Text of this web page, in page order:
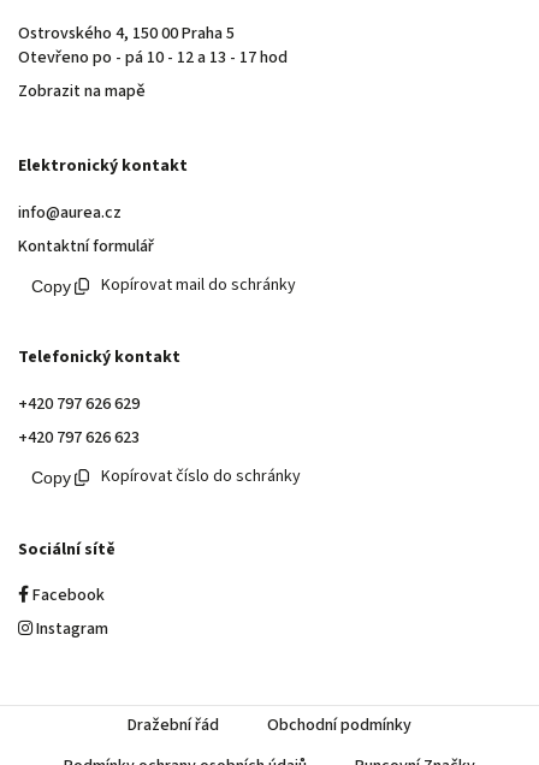
Ostrovského 4, 150 00 Praha 5
Otevřeno po - pá 10 - 12 a 13 - 17 hod
Zobrazit na mapě
Elektronický kontakt
info@aurea.cz
Kontaktní formulář
Kopírovat mail do schránky
Telefonický kontakt
+420 797 626 629
+420 797 626 623
Kopírovat číslo do schránky
Sociální sítě
Facebook
Instagram
Dražební řád
Obchodní podmínky